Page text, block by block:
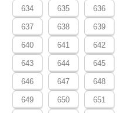
634 635 636
637 638 639
640 641 642
643 644 645
646 647 648
649 650 651